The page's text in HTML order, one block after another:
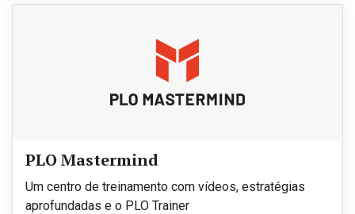
PLO Mastermind
Um centro de treinamento com vídeos, estratégias
aprofundadas e o PLO Trainer